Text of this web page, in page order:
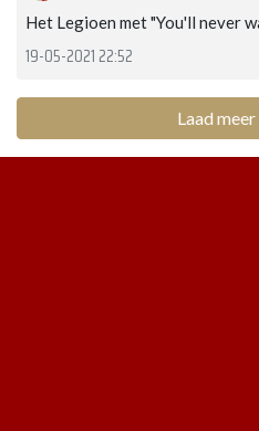
Het Legioen met "You'll never
19-05-2021 22:52
Laad